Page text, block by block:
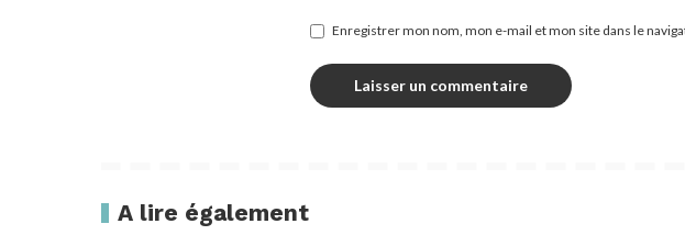
Enregistrer mon nom, mon e-mail et mon site dans le
A lire également